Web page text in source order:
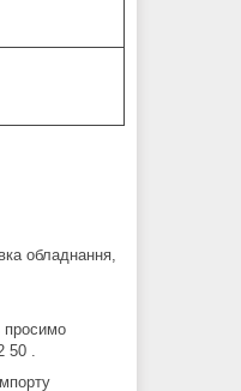
обладнання,
просимо
.